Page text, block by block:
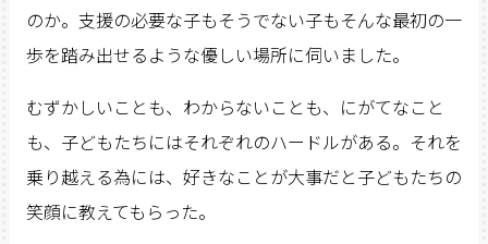
のか。支援の必要な子もそうでない子もそんな最初の一
歩を踏み出せるような優しい場所に伺いました。
むずかしいことも、わからないことも、にがてなこと
も、子どもたちにはそれぞれのハードルがある。それを
乗り越える為には、好きなことが大事だと子どもたちの
笑顔に教えてもらった。